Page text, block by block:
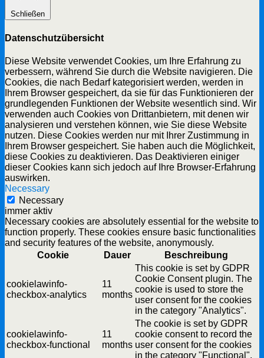
Schließen
Datenschutzübersicht
Diese Website verwendet Cookies, um Ihre Erfahrung zu
verbessern, während Sie durch die Website navigieren. Die
Cookies, die nach Bedarf kategorisiert werden, werden in
Ihrem Browser gespeichert, da sie für das Funktionieren der
grundlegenden Funktionen der Website wesentlich sind. Wir
verwenden auch Cookies von Drittanbietern, mit denen wir
analysieren und verstehen können, wie Sie diese Website
nutzen. Diese Cookies werden nur mit Ihrer Zustimmung in
Ihrem Browser gespeichert. Sie haben auch die Möglichkeit,
diese Cookies zu deaktivieren. Das Deaktivieren einiger
dieser Cookies kann sich jedoch auf Ihre Browser-Erfahrung
auswirken.
Necessary
Necessary
immer aktiv
Necessary cookies are absolutely essential for the website to
function properly. These cookies ensure basic functionalities
and security features of the website, anonymously.
Cookie
Dauer Beschreibung
cookielawinfo-
checkbox-analytics
11
months
This cookie is set by GDPR
Cookie Consent plugin. The
cookie is used to store the
user consent for the cookies
in the category "Analytics".
cookielawinfo-
checkbox-functional
11
months
The cookie is set by GDPR
cookie consent to record the
user consent for the cookies
in the category "Functional".